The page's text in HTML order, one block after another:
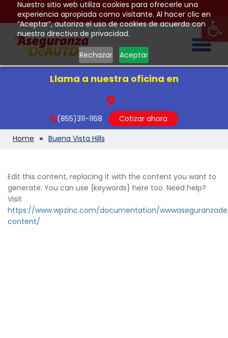
Nuestro sitio web utiliza cookies para ofrecerle una
experiencia apropiada como visitante. Al hacer clic en
“Aceptar”, autoriza el uso de cookies de acuerdo con
nuestra directiva de privacidad.
Rechazar Aceptar
Llama a nuestra oficina en
(855)311-1168
Cotizar ahora
Home
Buena Vista Hills
Edit this content, replacing it with the content you want to
generate. You can use {keywords} here too. Need help?
Visit
https://www.wpzinc.com/documentation/
content/